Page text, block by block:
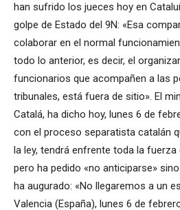
han sufrido los jueces hoy en
golpe de Estado del 9N: «Esa
colaborar en el normal
todo lo anterior, es decir, el
funcionarios que acompañen a las
tribunales, está fuera de sitio». El
Catalá, ha dicho hoy, lunes 6 de
con el proceso separatista catalán
la ley, tendrá enfrente toda la fuerza
pero ha pedido «no anticiparse»
ha augurado: «No llegaremos a un
Valencia (España), lunes 6 de